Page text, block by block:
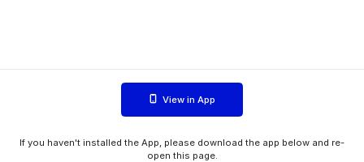
View in App
If you haven't installed the App, please download the app below and re-
open this page.